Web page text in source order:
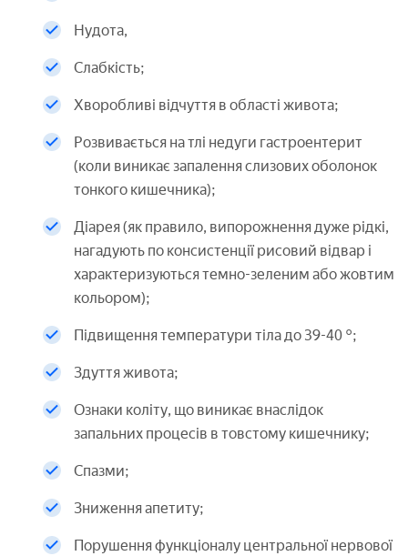
Нудота,
Слабкість;
Хворобливі відчуття в області живота;
Розвивається на тлі недуги гастроентерит
(коли виникає запалення слизових оболонок
тонкого кишечника);
Діарея (як правило, випорожнення дуже рідкі,
нагадують по консистенції рисовий відвар і
характеризуються темно-зеленим або жовтим
кольором);
Підвищення температури тіла до 39-40 °;
Здуття живота;
Ознаки коліту, що виникає внаслідок
запальних процесів в товстому кишечнику;
Спазми;
Зниження апетиту;
Порушення функціоналу центральної нервової